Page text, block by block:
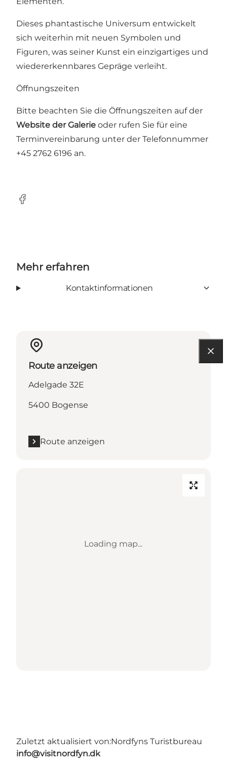
Dieses phantastische Universum entwickelt
sich weiterhin mit neuen Symbolen und
Figuren, was seiner Kunst ein einzigartiges und
wiedererkennbares Gepräge verleiht.
Öffnungszeiten
Bitte beachten Sie die Öffnungszeiten auf der
Website der Galerie oder rufen Sie für eine
Terminvereinbarung unter der Telefonnummer
+45 2762 6196 an.
Facebook
Mehr erfahren
Kontaktinformationen
Route anzeigen
Adelgade 32E
5400 Bogense
Route anzeigen
Loading map...
Zuletzt aktualisiert von:Nordfyns Turistbureau
info@visitnordfyn.dk